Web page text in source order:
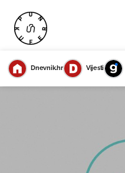
Dnevnik.hr Vijesti